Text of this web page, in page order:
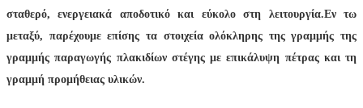
σταθερό, ενεργειακά αποδοτικό και εύκολο στη λειτουργία.Εν τω
μεταξύ, παρέχουμε επίσης τα στοιχεία ολόκληρης της γραμμής της
γραμμής παραγωγής πλακιδίων στέγης με επικάλυψη πέτρας και τη
γραμμή προμήθειας υλικών.